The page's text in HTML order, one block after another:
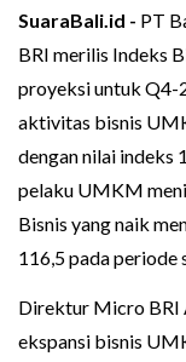
SuaraBali.id - PT
BRI merilis Indeks
proyeksi untuk Q4-
aktivitas bisnis
dengan nilai indeks
pelaku UMKM
Bisnis yang naik
116,5 pada periode
Direktur Micro BRI
ekspansi bisnis